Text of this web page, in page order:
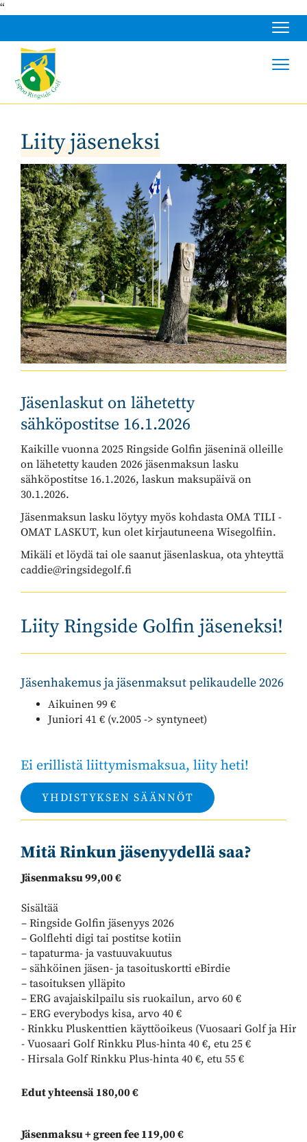
“
Liity jäseneksi
Jäsenlaskut on lähetetty
sähköpostitse 16.1.2026
Kaikille vuonna 2025 Ringside Golfin jäseninä olleille
on lähetetty kauden 2026 jäsenmaksun lasku
sähköpostitse 16.1.2026, laskun maksupäivä on
30.1.2026.
Jäsenmaksun lasku löytyy myös kohdasta OMA TILI -
OMAT LASKUT, kun olet kirjautuneena Wisegolfiin.
Mikäli et löydä tai ole saanut jäsenlaskua, ota yhteyttä
caddie@ringsidegolf.fi
Liity Ringside Golfin jäseneksi!
Jäsenhakemus ja jäsenmaksut pelikaudelle 2026
Aikuinen 99 €
Juniori 41 € (v.2005 -> syntyneet)
Ei erillistä liittymismaksua, liity heti!
YHDISTYKSEN SÄÄNNÖT
Mitä Rinkun jäsenyydellä saa?
Jäsenmaksu 99,00 €
Sisältää
– Ringside Golfin jäsenyys 2026
– Golflehti digi tai postitse kotiin
– tapaturma- ja vastuuvakuutus
– sähköinen jäsen- ja tasoituskortti eBirdie
– tasoituksen ylläpito
– ERG avajaiskilpailu sis ruokailun, arvo 60 €
– ERG everybodys kisa, arvo 40 €
- Rinkku Pluskenttien käyttöoikeus (Vuosaari Golf ja
- Vuosaari Golf Rinkku Plus-hinta 40 €, etu 25 €
- Hirsala Golf Rinkku Plus-hinta 40 €, etu 55 €
Edut yhteensä 180,00 €
Jäsenmaksu + green fee 119,00 €